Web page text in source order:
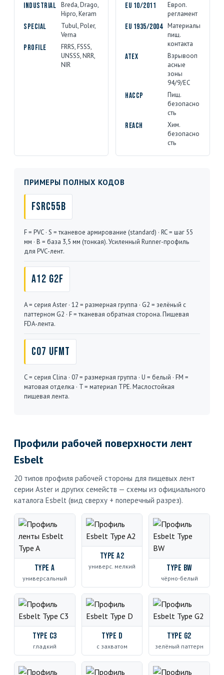
Industrial Breda, Drago,
Hipro, Keram
Special
Tubul, Poler,
Verna
Profile
FRRS, FSSS,
UNSSS, NRR,
NIR
EU 10/2011
Европ.
регламент
EU 1935/2004 Материалы
пищ.
контакта
ATEX
Взрывооп
асные
зоны
94/9/EC
HACCP
Пищ.
безопасно
сть
REACH
Хим.
безопасно
сть
ПРИМЕРЫ ПОЛНЫХ КОДОВ
FSRC55B
F = PVC · S = тканевое армирование (standard) · RC = шаг 55
мм · B = база 3,5 мм (тонкая). Усиленный Runner-профиль
для PVC-лент.
A12 G2F
A = серия Aster · 12 = размерная группа · G2 = зелёный с
паттерном G2 · F = тканевая обратная сторона. Пищевая
FDA-лента.
C07 UFMT
C = серия Clina · 07 = размерная группа · U = белый · FM =
матовая отделка · T = материал TPE. Маслостойкая
пищевая лента.
Профили рабочей поверхности лент
Esbelt
20 типов профиля рабочей стороны для пищевых лент
серии Aster и других семейств — схемы из официального
каталога Esbelt (вид сверху + поперечный разрез).
Type A
универсальный
Type A2
универс. мелкий Type BW
чёрно-белый
Type C3
гладкий
Type D
с захватом
Type G2
зелёный паттерн